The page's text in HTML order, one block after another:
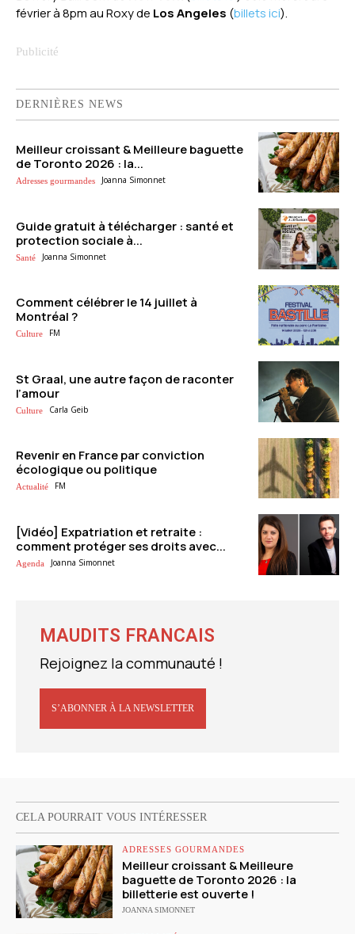
février à 8pm au Roxy de Los Angeles (billets ici).
DERNIÈRES NEWS
Meilleur croissant & Meilleure baguette
de Toronto 2026 : la...
Adresses gourmandes Joanna Simonnet
Guide gratuit à télécharger : santé et
protection sociale à...
Santé Joanna Simonnet
Comment célébrer le 14 juillet à
Montréal ?
Culture FM
St Graal, une autre façon de raconter
l’amour
Culture Carla Geib
Revenir en France par conviction
écologique ou politique
Actualité FM
[Vidéo] Expatriation et retraite :
comment protéger ses droits avec...
Agenda Joanna Simonnet
MAUDITS FRANCAIS
Rejoignez la communauté !
S’ABONNER À LA NEWSLETTER
CELA POURRAIT VOUS INTÉRESSER
ADRESSES GOURMANDES
Meilleur croissant & Meilleure
baguette de Toronto 2026 : la
billetterie est ouverte !
JOANNA SIMONNET